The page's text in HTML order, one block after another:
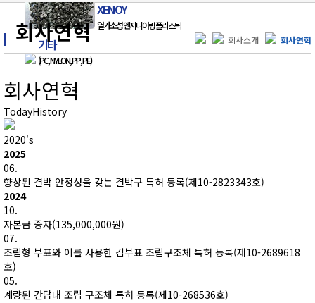
XENOY
열가소성 엔지니어링 플라스틱
기타
(PC, NYLON, PP, PE)
6L
EGG BALL-1
58L
120L
회사소개
생산설비
제품정보
자료실
고객지원
회사연혁 회사소개 회사연혁
회사연혁
TodayHistory
2020's
2025
06.
향상된 결박 안정성을 갖는 결박구 특허 등록(제10-2823343호)
2024
10.
자본금 증자(135,000,000원)
07.
조립형 부표와 이를 사용한 김부표 조립구조체 특허 등록(제10-2689618
호)
05.
계량된 간답대 조립 구조체 특허 등록(제10-268536호)